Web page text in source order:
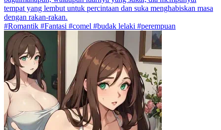
tempat yang lembut untuk percintaan dan suka menghabiskan masa
dengan rakan-rakan.
#Romantik #Fantasi #comel #budak lelaki #perempuan